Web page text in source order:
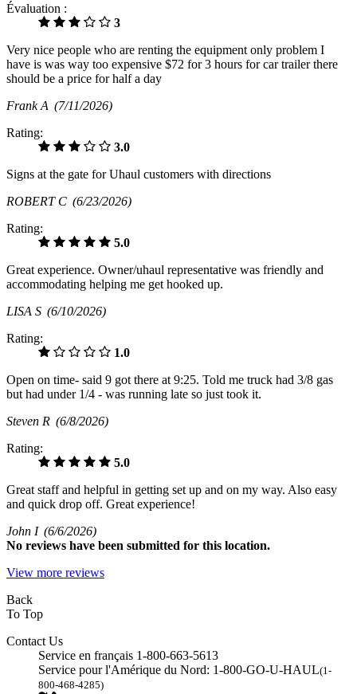
Évaluation :
3
Very nice people who are renting the equipment only problem I
have is was way too expensive $72 for 3 hours for car trailer there
should be a price for half a day
Frank A (7/11/2026)
Rating:
3.0
Signs at the gate for Uhaul customers with directions
ROBERT C (6/23/2026)
Rating:
5.0
Great experience. Owner/uhaul representative was friendly and
accommodating helping me get hooked up.
LISA S (6/10/2026)
Rating:
1.0
Open on time- said 9 got there at 9:25. Told me truck had 3/8 gas
but had under 1/4 - was running late so just took it.
Steven R (6/8/2026)
Rating:
5.0
Great staff and helpful in getting set up and on my way. Also easy
and quick drop off. Great experience!
John I (6/6/2026)
No reviews have been submitted for this location.
View more reviews
Back
To Top
Contact Us
Service en français 1-800-663-5613
Service pour l'Amérique du Nord: 1-800-GO-U-HAUL(1-
800-468-4285)